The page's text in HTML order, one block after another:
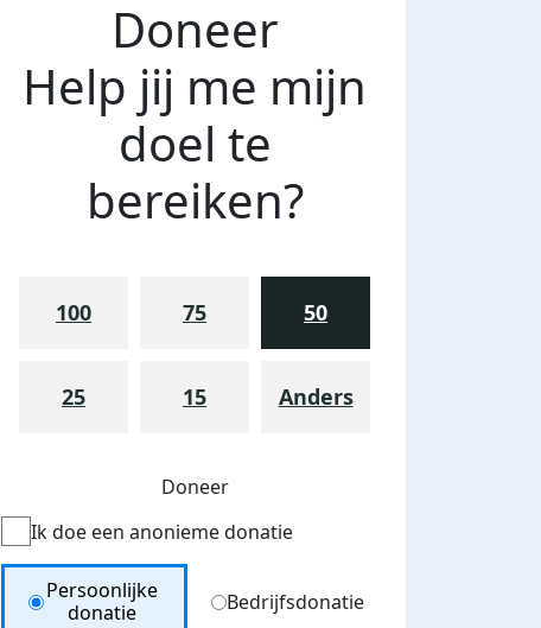
Doneer
Help jij me mijn
doel te
bereiken?
100 75 50
25 15 Anders
Doneer
Ik doe een anonieme donatie
Donation Type
Persoonlijke
donatie
Bedrijfsdonatie